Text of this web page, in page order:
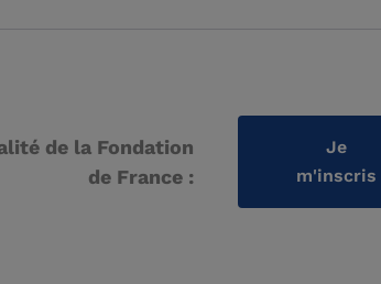
de la Fondation
de France :
Je
m'inscris